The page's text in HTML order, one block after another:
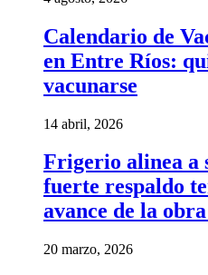
Calendario de
en Entre Ríos:
vacunarse
14 abril, 2026
Frigerio alinea a
fuerte respaldo
avance de la
20 marzo, 2026